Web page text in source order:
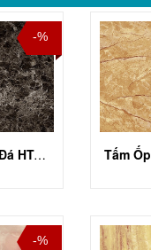
-%
Tấm Ốp PVC Vân Đá HT-A001
-%